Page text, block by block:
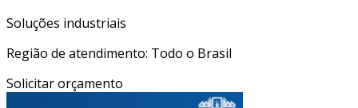
Soluções industriais
Região de atendimento: Todo o Brasil
Solicitar orçamento